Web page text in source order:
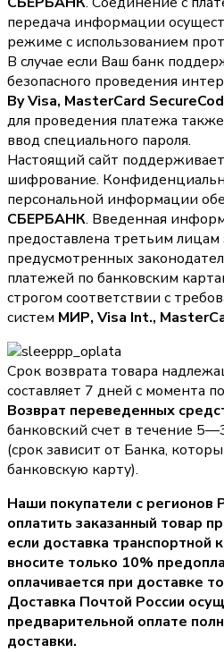
передача информации
режиме с использованием
В случае если Ваш банк
безопасного проведения
By Visa, MasterCard
для проведения платежа
ввод специального пароля.
Настоящий сайт
шифрование.
персональной информации
СБЕРБАНК. Введенная
предоставлена третьим лицам
предусмотренных
платежей по банковским
строгом соответствии с
систем МИР, Visa Int.,
Срок возврата товара
составляет 7 дней с момента
Возврат переведенных
банковский счет в течение
(срок зависит от Банка,
банковскую карту).
Наши покупатели с регионов
оплатить заказанный товар
если доставка
вносите только 10%
оплачивается при доставке
Доставка Почтой России
предварительной оплате
доставки.